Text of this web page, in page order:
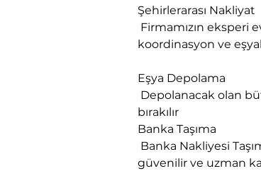
Şehirlerarası Nakliyat
koordinasyon ve
Eşya Depolama
bırakılır
​Banka Taşıma
güvenilir ve uzman